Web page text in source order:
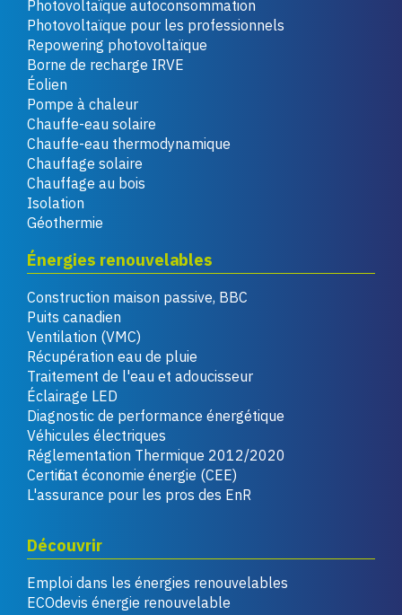
Photovoltaïque autoconsommation
Photovoltaïque pour les professionnels
Repowering photovoltaïque
Borne de recharge IRVE
Éolien
Pompe à chaleur
Chauffe-eau solaire
Chauffe-eau thermodynamique
Chauffage solaire
Chauffage au bois
Isolation
Géothermie
Énergies renouvelables
Construction maison passive, BBC
Puits canadien
Ventilation (VMC)
Récupération eau de pluie
Traitement de l'eau et adoucisseur
Éclairage LED
Diagnostic de performance énergétique
Véhicules électriques
Réglementation Thermique 2012/2020
Certificat économie énergie (CEE)
L'assurance pour les pros des EnR
Découvrir
Emploi dans les énergies renouvelables
ECOdevis énergie renouvelable